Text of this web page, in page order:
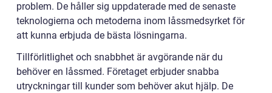
problem. De håller sig uppdaterade med de senaste
teknologierna och metoderna inom låssmedsyrket för
att kunna erbjuda de bästa lösningarna.
Tillförlitlighet och snabbhet är avgörande när du
behöver en låssmed. Företaget erbjuder snabba
utryckningar till kunder som behöver akut hjälp. De